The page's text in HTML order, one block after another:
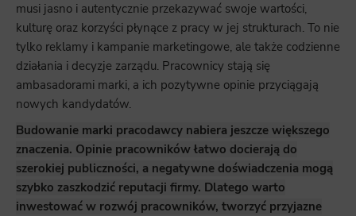
musi jasno i autentycznie przekazywać swoje wartości,
kulturę oraz korzyści płynące z pracy w jej strukturach. To nie
tylko reklamy i kampanie marketingowe, ale także codzienne
działania i decyzje zarządu. Pracownicy stają się
ambasadorami marki, a ich pozytywne opinie przyciągają
nowych kandydatów.
Budowanie marki pracodawcy nabiera jeszcze większego
znaczenia. Opinie pracowników łatwo docierają do
szerokiej publiczności, a negatywne doświadczenia mogą
szybko zaszkodzić reputacji firmy. Dlatego warto
inwestować w rozwój pracowników, tworzyć przyjazne